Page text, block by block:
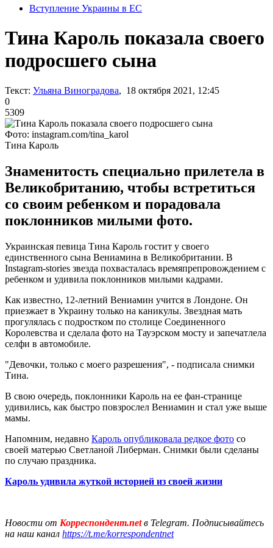
Вступление Украины в ЕС
Тина Кароль показала своего
подросшего сына
Текст: Ульяна Виноградова, 18 октября 2021, 12:45
0
5309
Фото: instagram.com/tina_karol
Тина Кароль
Знаменитость специально прилетела в
Великобританию, чтобы встретиться
со своим ребенком и порадовала
поклонников милыми фото.
Украинская певица Тина Кароль гостит у своего
единственного сына Вениамина в Великобритании. В
Instagram-stories звезда похвасталась времяпрепровождением с
ребенком и удивила поклонников милыми кадрами.
Как известно, 12-летний Вениамин учится в Лондоне. Он
приезжает в Украину только на каникулы. Звездная мать
прогулялась с подростком по столице Соединенного
Королевства и сделала фото на Тауэрском мосту и запечатлела
селфи в автомобиле.
"Девочки, только с моего разрешения", - подписала снимки
Тина.
В свою очередь, поклонники Кароль на ее фан-странице
удивились, как быстро повзрослел Вениамин и стал уже выше
мамы.
Напомним, недавно Кароль опубликовала редкое фото со
своей матерью Светланой Либерман. Снимки были сделаны
по случаю праздника.
Кароль удивила жуткой историей из своей жизни
Новости от Корреспондент.netв Telegram. Подписывайтесь
на наш канал https://t.me/korrespondentnet